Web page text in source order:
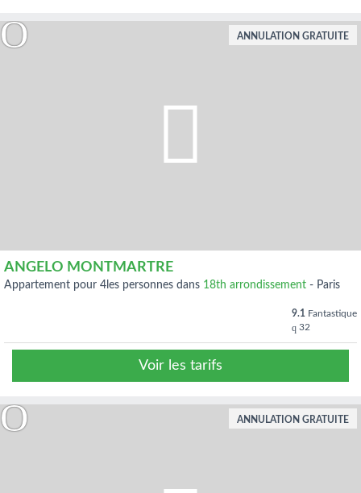
ANGELO MONTMARTRE
appartement pour 4les personnes dans 18th arrondissement - Paris
9.1 Fantastique
32
Voir les tarifs
ANNULATION GRATUITE
ANNULATION GRATUITE